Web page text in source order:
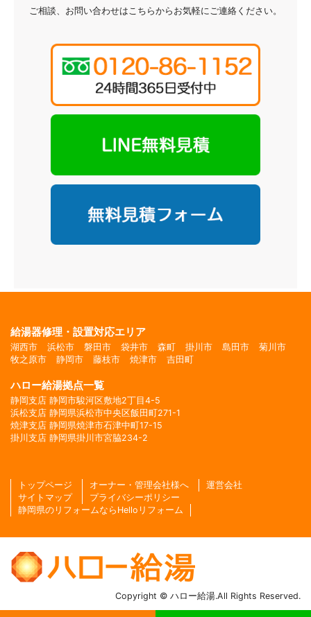
ご相談、お問い合わせはこちらからお気軽にご連絡ください。
給湯器修理・設置対応エリア
湖西市 浜松市 磐田市 袋井市 森町 掛川市 島田市
菊川市
牧之原市
静岡市 藤枝市 焼津市 吉田町
ハロー給湯拠点一覧
静岡支店 静岡市駿河区敷地2丁目4-5
浜松支店 静岡県浜松市中央区飯田町271-1
焼津支店 静岡県焼津市石津中町17-15
掛川支店 静岡県掛川市宮脇234-2
トップページ オーナー・管理会社様へ
運営会社
サイトマップ
プライバシーポリシー
静岡県のリフォームならHelloリフォーム
Copyright © ハロー給湯.All Rights Reserved.